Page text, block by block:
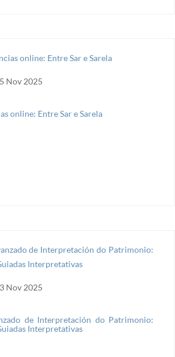
Nov 2025
online: Entre Sar e Sarela
Nov 2025
de Interpretación do Patrimonio:
Interpretativas